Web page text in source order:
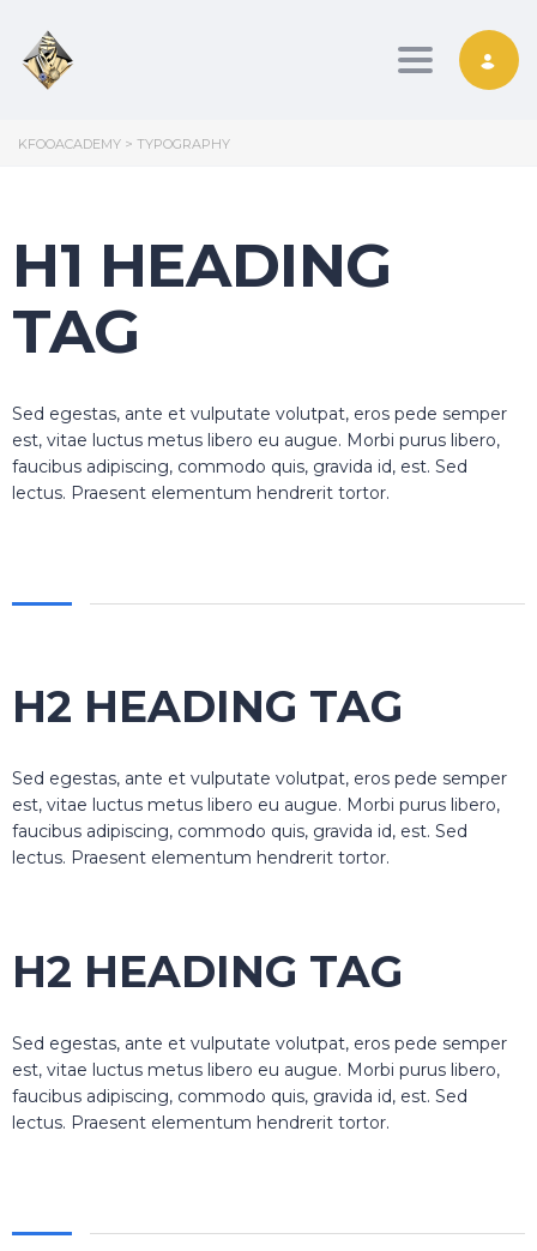
Toggle
KFOOACADEMY > TYPOGRAPHY
H1 HEADING
TAG
Sed egestas, ante et vulputate volutpat, eros pede semper
est, vitae luctus metus libero eu augue. Morbi purus libero,
faucibus adipiscing, commodo quis, gravida id, est. Sed
lectus. Praesent elementum hendrerit tortor.
H2 HEADING TAG
Sed egestas, ante et vulputate volutpat, eros pede semper
est, vitae luctus metus libero eu augue. Morbi purus libero,
faucibus adipiscing, commodo quis, gravida id, est. Sed
lectus. Praesent elementum hendrerit tortor.
H2 HEADING TAG
Sed egestas, ante et vulputate volutpat, eros pede semper
est, vitae luctus metus libero eu augue. Morbi purus libero,
faucibus adipiscing, commodo quis, gravida id, est. Sed
lectus. Praesent elementum hendrerit tortor.